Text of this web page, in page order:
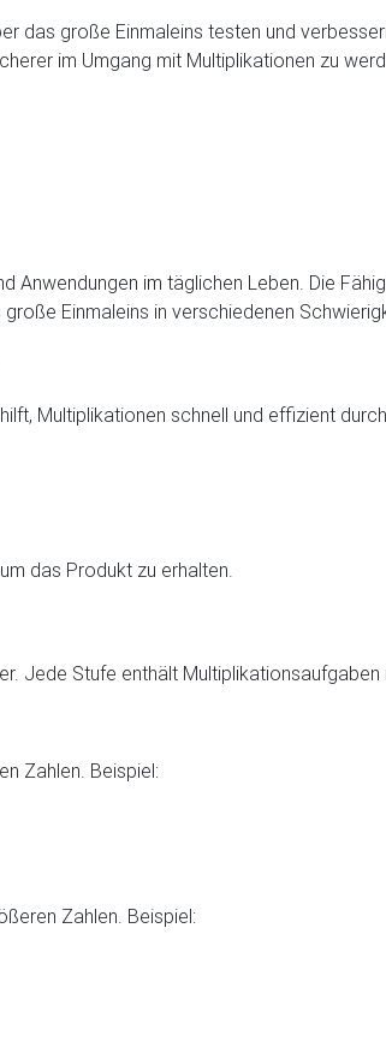
das große Einmaleins testen und
im Umgang mit Multiplikationen zu
im täglichen Leben. Die
Einmaleins in verschiedenen
Multiplikationen schnell und effizient
das Produkt zu erhalten.
Jede Stufe enthält
Zahlen. Beispiel:
Zahlen. Beispiel: